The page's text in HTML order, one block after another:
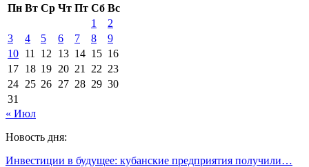
Пн Вт Ср Чт Пт Сб Вс
1
2
3
4 5 6 7 8
9
10 11 12 13 14 15 16
17 18 19 20 21 22 23
24 25 26 27 28 29 30
31
« Июл
Новость дня:
Инвестиции в будущее: кубанские предприятия получили…